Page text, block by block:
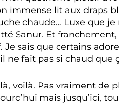
immense lit aux draps
chaude… Luxe que je
Sanur. Et
Je sais que certains
ne fait pas si chaud que
voilà. Pas vraiment de
mais jusqu’ici,